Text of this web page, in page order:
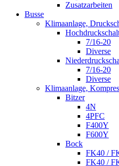
Zusatzarbeiten
Busse
Klimaanlage,
7/16-20
Diverse
7/16-20
Diverse
Klimaanlage,
Bitzer
4N
4PFC
F400Y
F600Y
Bock
FK40 /
FK40 /